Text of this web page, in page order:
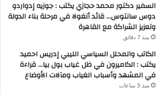
السفير دكتور محمد حجازي يكتب : جوزيه إدواردو
دوس سانتوس… قائد أنغولا في مرحلة بناء الدولة
وتعزيز الشراكة مع القاهرة
منذ 7 دقائق
الكاتب والمحلل السياسي الليبي إدريس احميد
يكتب : الكاميرون في ظل غياب بول بيا… قراءة
في المشهد وأسباب الغياب ومآلات الأوضاع
منذ 3 ساعات